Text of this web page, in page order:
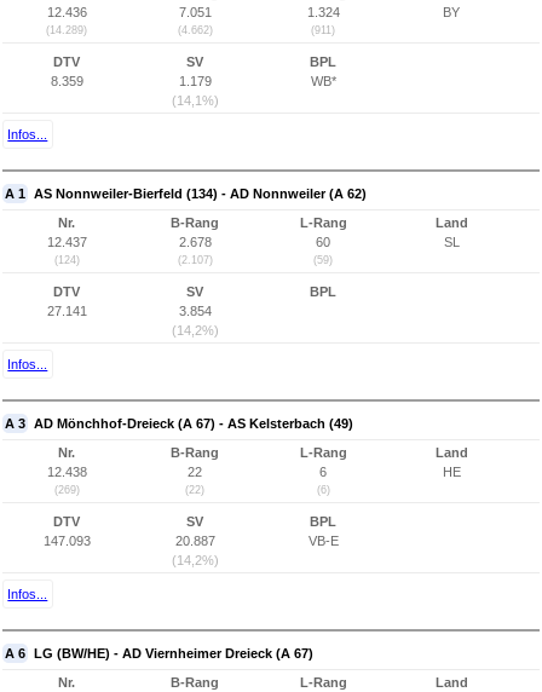
12.436
(14.289)
7.051
(4.662)
1.324
(911)
BY
DTV
8.359
SV
1.179
(14,1%)
BPL
WB*
Infos...
A 1 AS Nonnweiler-Bierfeld (134) - AD Nonnweiler (A 62)
Nr.
12.437
(124)
B-Rang
2.678
(2.107)
L-Rang
60
(59)
Land
SL
DTV
27.141
SV
3.854
(14,2%)
BPL
Infos...
A 3 AD Mönchhof-Dreieck (A 67) - AS Kelsterbach (49)
Nr.
12.438
(269)
B-Rang
22
(22)
L-Rang
6
(6)
Land
HE
DTV
147.093
SV
20.887
(14,2%)
BPL
VB-E
Infos...
A 6 LG (BW/HE) - AD Viernheimer Dreieck (A 67)
Nr.
B-Rang
L-Rang
Land